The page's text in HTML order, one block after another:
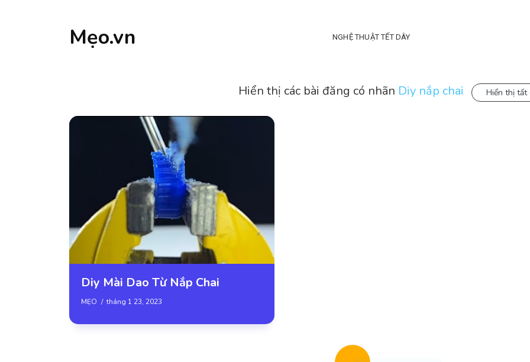
Mẹo.vn NGHỆ THUẬT TẾT DÂY
Hiển thị các bài đăng có nhãn Diy nắp chai Hiển thị tất
Diy Mài Dao Từ Nắp Chai
MẸO tháng 1 23, 2023